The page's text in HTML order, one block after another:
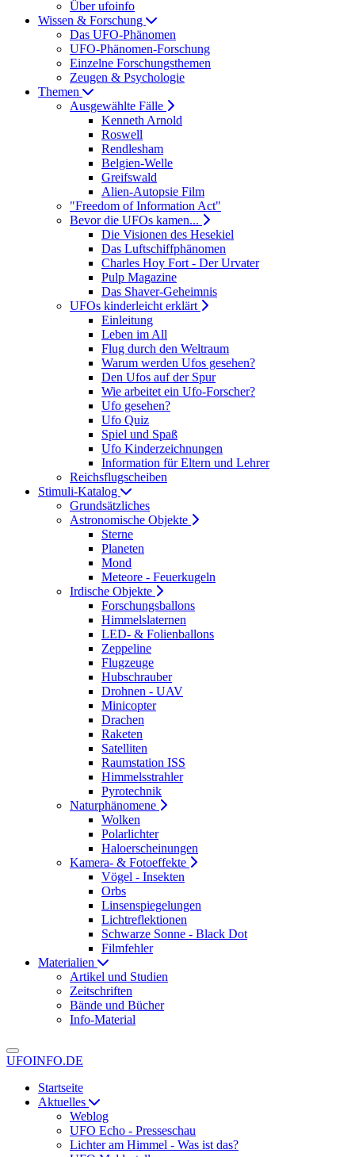
Über ufoinfo
Wissen & Forschung
Das UFO-Phänomen
UFO-Phänomen-Forschung
Einzelne Forschungsthemen
Zeugen & Psychologie
Themen
Ausgewählte Fälle
Kenneth Arnold
Roswell
Rendlesham
Belgien-Welle
Greifswald
Alien-Autopsie Film
"Freedom of Information Act"
Bevor die UFOs kamen...
Die Visionen des Hesekiel
Das Luftschiffphänomen
Charles Hoy Fort - Der Urvater
Pulp Magazine
Das Shaver-Geheimnis
UFOs kinderleicht erklärt
Einleitung
Leben im All
Flug durch den Weltraum
Warum werden Ufos gesehen?
Den Ufos auf der Spur
Wie arbeitet ein Ufo-Forscher?
Ufo gesehen?
Ufo Quiz
Spiel und Spaß
Ufo Kinderzeichnungen
Information für Eltern und Lehrer
Reichsflugscheiben
Stimuli-Katalog
Grundsätzliches
Astronomische Objekte
Sterne
Planeten
Mond
Meteore - Feuerkugeln
Irdische Objekte
Forschungsballons
Himmelslaternen
LED- & Folienballons
Zeppeline
Flugzeuge
Hubschrauber
Drohnen - UAV
Minicopter
Drachen
Raketen
Satelliten
Raumstation ISS
Himmelsstrahler
Pyrotechnik
Naturphänomene
Wolken
Polarlichter
Haloerscheinungen
Kamera- & Fotoeffekte
Vögel - Insekten
Orbs
Linsenspiegelungen
Lichtreflektionen
Schwarze Sonne - Black Dot
Filmfehler
Materialien
Artikel und Studien
Zeitschriften
Bände und Bücher
Info-Material
UFOINFO.DE
Startseite
Aktuelles
Weblog
UFO Echo - Presseschau
Lichter am Himmel - Was ist das?